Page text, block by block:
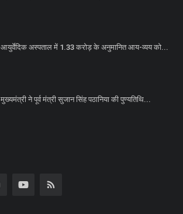
आयुर्वेदिक अस्पताल में 1.33 करोड़ के अनुमानित आय-व्यय को...
मुख्यमंत्री ने पूर्व मंत्री सुजान सिंह पठानिया की पुण्यतिथि...